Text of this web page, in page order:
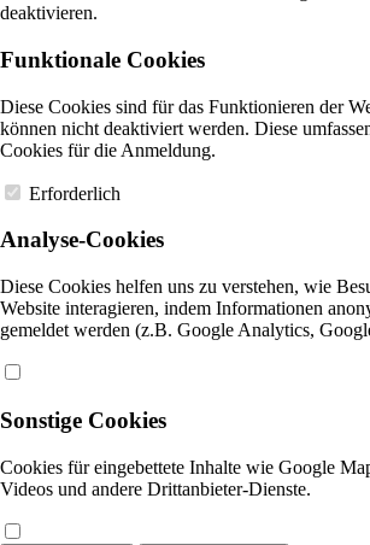
deaktivieren.
Funktionale Cookies
Diese Cookies sind für das Funktionieren der
können nicht deaktiviert werden. Diese
Cookies für die Anmeldung.
Erforderlich
Analyse-Cookies
Diese Cookies helfen uns zu verstehen, wie
Website interagieren, indem Informationen
gemeldet werden (z.B. Google Analytics,
Sonstige Cookies
Cookies für eingebettete Inhalte wie Google
Videos und andere Drittanbieter-Dienste.